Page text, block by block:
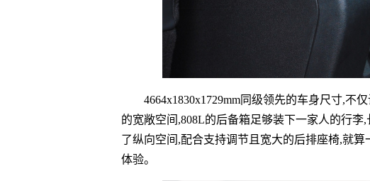
4664x1830x1729mm同级领先的车身尺寸,不
的宽敞空间,808L的后备箱足够装下一家人的行李
了纵向空间,配合支持调节且宽大的后排座椅,就
体验。